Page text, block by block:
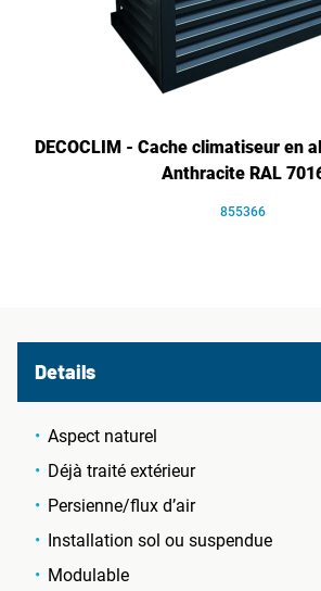
DECOCLIM - Cache climatiseur en
Anthracite RAL
855366
Details
Aspect naturel
Déjà traité extérieur
Persienne/flux d’air
Installation sol ou suspendue
Modulable